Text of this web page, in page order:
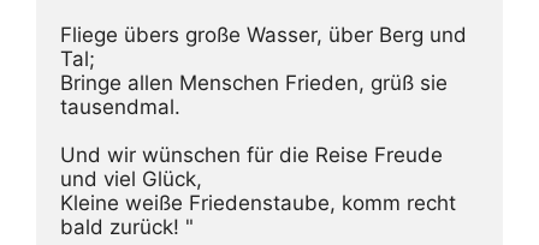
Fliege übers große Wasser, über Berg und
Tal;
Bringe allen Menschen Frieden, grüß sie
tausendmal.
Und wir wünschen für die Reise Freude
und viel Glück,
Kleine weiße Friedenstaube, komm recht
bald zurück! "